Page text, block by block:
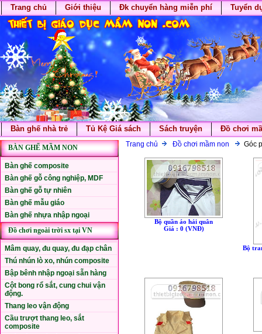
Trang chủ Giới thiệu Đk chuyển hàng miễn phí Tuyển
Bàn ghế nhà trẻ Tủ Kệ Giá sách Sách truyện Đồ chơi
BÀN GHẾ MẦM NON
Bàn ghế composite
Bàn ghế gỗ công nghiệp, MDF
Bàn ghế gỗ tự nhiên
Bàn ghế mẫu giáo
Bàn ghế nhựa nhập ngoại
Đồ chơi ngoài trời sx tại VN
Mâm quay, đu quay, đu đạp chân
Thú nhún lò xo, nhún composite
Bập bênh nhập ngoại sẵn hàng
Cột bong rổ sắt, cung chui vận
động.
Thang leo vận động
Cầu trượt thang leo, sắt
composite
Trang chủ Đồ chơi mầm non Góc
Bộ quần áo hải quân
Giá : 0 (VNÐ)
Bộ